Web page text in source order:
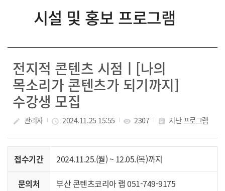
시설 및 홍보 프로그램
전지적 콘텐츠 시점ㅣ[나의
목소리가 콘텐츠가 되기까지]
수강생 모집
create 관리자 access_time 2024.11.25 15:55 visibility 2307 assignment 지난 프로그램
접수기간 2024.11.25.(월) ~ 12.05.(목)까지
문의처 부산 콘텐츠코리아 랩 051-749-9175